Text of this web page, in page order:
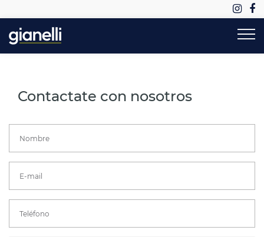
Contactate con nosotros